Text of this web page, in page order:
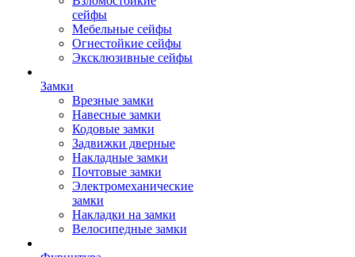
сейфы
Мебельные сейфы
Огнестойкие сейфы
Эксклюзивные сейфы
Замки
Врезные замки
Навесные замки
Кодовые замки
Задвижки дверные
Накладные замки
Почтовые замки
Электромеханические
замки
Накладки на замки
Велосипедные замки